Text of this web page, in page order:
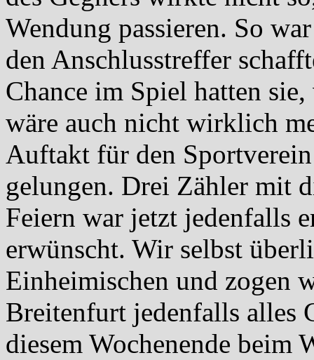
Wendung passieren. So
den Anschlusstreffer
Chance im Spiel hatten
wäre auch nicht wirklich
Auftakt für den
gelungen. Drei Zähler mit
Feiern war jetzt jedenfalls
erwünscht. Wir selbst
Einheimischen und zogen
Breitenfurt jedenfalls alles
diesem Wochenende beim